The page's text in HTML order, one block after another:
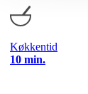
Køkkentid
10 min.